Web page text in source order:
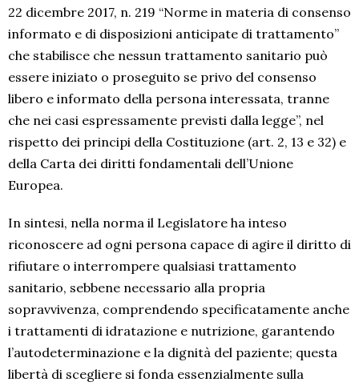
22 dicembre 2017, n. 219 “Norme in materia di consenso
informato e di disposizioni anticipate di trattamento”
che stabilisce che nessun trattamento sanitario può
essere iniziato o proseguito se privo del consenso
libero e informato della persona interessata, tranne
che nei casi espressamente previsti dalla legge”, nel
rispetto dei principi della Costituzione (art. 2, 13 e 32) e
della Carta dei diritti fondamentali dell’Unione
Europea.
In sintesi, nella norma il Legislatore ha inteso
riconoscere ad ogni persona capace di agire il diritto di
rifiutare o interrompere qualsiasi trattamento
sanitario, sebbene necessario alla propria
sopravvivenza, comprendendo specificatamente anche
i trattamenti di idratazione e nutrizione, garantendo
l’autodeterminazione e la dignità del paziente; questa
libertà di scegliere si fonda essenzialmente sulla